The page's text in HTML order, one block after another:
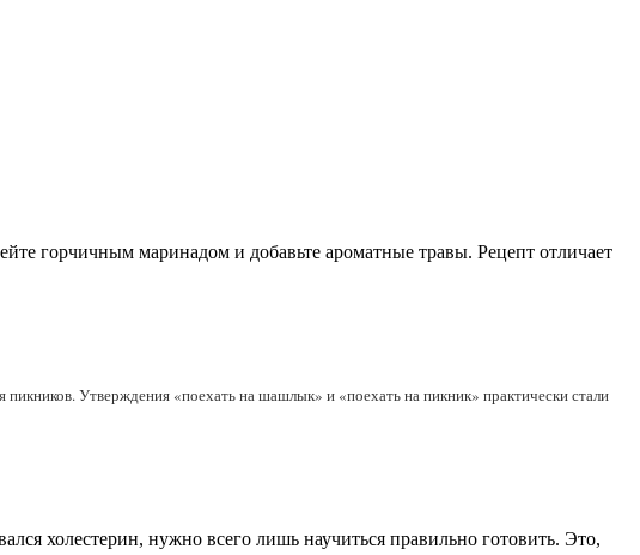
горчичным маринадом и добавьте ароматные травы. Рецепт отличает
пикников. Утверждения «поехать на шашлык» и «поехать на пикник» практически стали
холестерин, нужно всего лишь научиться правильно готовить. Это,